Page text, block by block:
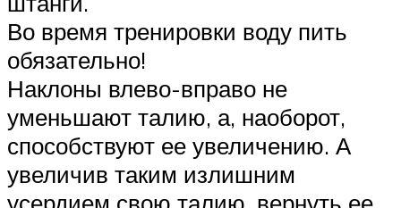
Во время тренировки воду пить
обязательно!
Наклоны влево-вправо не
уменьшают талию, а, наоборот,
способствуют ее увеличению. А
увеличив таким излишним